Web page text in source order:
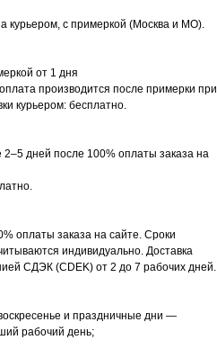
курьером, с примеркой (Москва и МО).
от 1 дня
производится после примерки при
курьером: бесплатно.
2–5 дней после 100% оплаты заказа на
оплаты заказа на сайте. Сроки
индивидуально. Доставка
СДЭК (CDEK) от 2 до 7 рабочих дней.
и праздничные дни —
рабочий день;